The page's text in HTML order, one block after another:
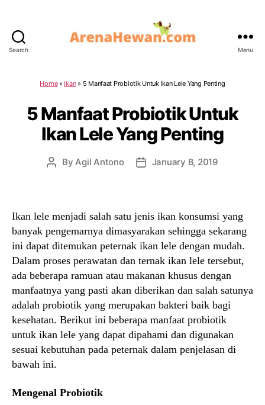
Search Menu
Home» Ikan» 5 Manfaat Probiotik Untuk Ikan Lele Yang Penting
5 Manfaat Probiotik Untuk
Ikan Lele Yang Penting
PostByAgil Antono
PostJanuary 8, 2019
Ikan lele menjadi salah satu jenis ikan konsumsi yang
banyak pengemarnya dimasyarakan sehingga sekarang
ini dapat ditemukan peternak ikan lele dengan mudah.
Dalam proses perawatan dan ternak ikan lele tersebut,
ada beberapa ramuan atau makanan khusus dengan
manfaatnya yang pasti akan diberikan dan salah satunya
adalah probiotik yang merupakan bakteri baik bagi
kesehatan. Berikut ini beberapa manfaat probiotik
untuk ikan lele yang dapat dipahami dan digunakan
sesuai kebutuhan pada peternak dalam penjelasan di
bawah ini.
Mengenal Probiotik